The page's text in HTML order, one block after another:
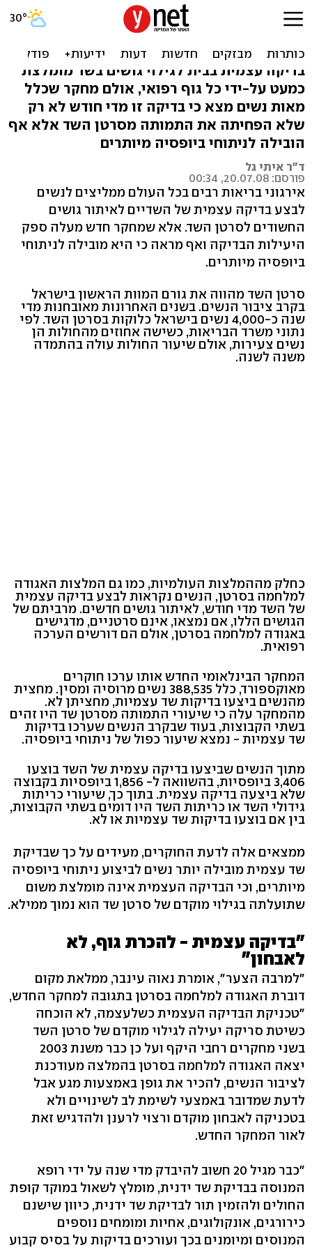
מומחים: בדיקה עצמית של
השד - מיותרת ואף מסכנת
בדיקה עצמית בבית לגילוי גושים בשד מומלצת
כמעט על-ידי כל גוף רפואי, אולם מחקר שכלל
מאות נשים מצא כי בדיקה זו מדי חודש לא רק
שלא הפחיתה את התמותה מסרטן השד אלא אף
הובילה לניתוחי ביופסיה מיותרים
ד"ר איתי גל
פורסם: 20.07.08, 00:34
אירגוני בריאות רבים בכל העולם ממליצים לנשים
לבצע בדיקה עצמית של השדיים לאיתור גושים
החשודים לסרטן השד. אלא שמחקר חדש מעלה ספק
היעילות הבדיקה ואף מראה כי היא מובילה לניתוחי
ביופסיה מיותרים.
סרטן השד מהווה את גורם המוות הראשון בישראל
בקרב ציבור הנשים. בשנים האחרונות מאובחנות מדי
שנה כ-4,000 נשים בישראל כלוקות בסרטן השד. לפי
נתוני משרד הבריאות, כשישה אחוזים מהחולות הן
נשים צעירות, אולם שיעור החולות עולה בהתמדה
משנה לשנה.
כחלק מההמלצות העולמיות, כמו גם המלצות האגודה
למלחמה בסרטן, הנשים נקראות לבצע בדיקה עצמית
של השד מדי חודש, לאיתור גושים חדשים. מרביתם של
הגושים הללו, אם נמצאו, אינם סרטניים, מדגישים
באגודה למלחמה בסרטן, אולם הם דורשים הערכה
רפואית.
המחקר הבינלאומי החדש אותו ערכו חוקרים
מאוקספורד, כלל 388,535 נשים מרוסיה ומסין. מחצית
מהנשים ביצעו בדיקות שד עצמיות, מחציתן לא.
מהמחקר עלה כי שיעורי התמותה מסרטן שד היו זהים
בשתי הקבוצות, בעוד שבקרב הנשים שערכו בדיקות
שד עצמיות - נמצא שיעור כפול של ניתוחי ביופסיה.
מתוך הנשים שביצעו בדיקה עצמית של השד בוצעו
3,406 ביופסיות, בהשוואה ל- 1,856 ביופסיות בקבוצה
שלא ביצעה בדיקה עצמית. בתוך כך, שיעורי כריתות
גידולי השד או כריתות השד היו דומים בשתי הקבוצות,
בין אם בוצעו בדיקות שד עצמיות או לא.
ממצאים אלה לדעת החוקרים, מעידים על כך שבדיקת
שד עצמית מובילה יותר נשים לביצוע ניתוחי ביופסיה
מיותרים, וכי הבדיקה העצמית אינה מומלצת משום
שתועלתה בגילוי מוקדם של סרטן שד הוא נמוך ממילא.
"בדיקה עצמית - להכרת גוף, לא
לאבחון"
"למרבה הצער", אומרת נאוה עינבר, ממלאת מקום
דוברת האגודה למלחמה בסרטן בתגובה למחקר החדש,
"טכניקת הבדיקה העצמית כשלעצמה, לא הוכחה
כשיטת סריקה יעילה לגילוי מוקדם של סרטן השד
בשני מחקרים רחבי היקף ועל כן כבר משנת 2003
יצאה האגודה למלחמה בסרטן בהמלצה מעודכנת
לציבור הנשים, להכיר את גופן באמצעות מגע אבל
לדעת שמדובר באמצעי לשימת לב לשינויים ולא
בטכניקה לאבחון מוקדם ורצוי לרענן ולהדגיש זאת
לאור המחקר החדש.
"כבר מגיל 20 חשוב להיבדק מדי שנה על ידי רופא
המנוסה בבדיקת שד ידנית, מומלץ לשאול במוקד קופת
החולים ולהזמין תור לבדיקת שד ידנית, כיוון שישנם
כירורגים, אונקולוגים, אחיות ומומחים נוספים
המנוסים ומיומנים בכך ועורכים בדיקות על בסיס קבוע